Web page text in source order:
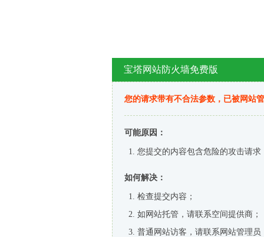
宝塔网站防火墙免费版
您的请求带有不合法参数，已被网站
可能原因：
您提交的内容包含危险的攻击请求
如何解决：
检查提交内容；
如网站托管，请联系空间提供商；
普通网站访客，请联系网站管理员